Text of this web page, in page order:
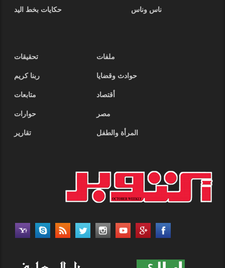
ناس وناس
حكايات بخط اليد
ملفات
تحقيقات
حوادث وقضايا
ربنا كريم
أقتصاد
متابعات
مصر
حوارات
المرأة والطفل
تقارير